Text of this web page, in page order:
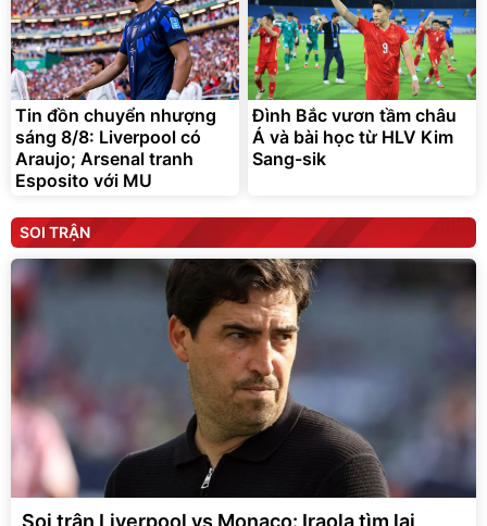
Tin đồn chuyển nhượng
sáng 8/8: Liverpool có
Araujo; Arsenal tranh
Esposito với MU
Đình Bắc vươn tầm châu
Á và bài học từ HLV Kim
Sang-sik
SOI TRẬN